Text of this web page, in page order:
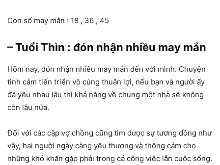
Con số may mắn : 18 , 36 , 45
– Tuổi Thìn : đón nhận nhiều may mắn
Hôm nay, đón nhận nhiều may mắn đến với mình. Chuyện
tình cảm tiến triển vô cùng thuận lợi, nếu bạn và người ấy
đã yêu nhau lâu thì khả năng về chung một nhà sẽ không
còn lâu nữa.
Đối với các cặp vợ chồng cũng tìm được sự tương đồng như
vậy, hai người ngày càng yêu thương và thông cảm cho
những khó khăn gặp phải trong cả công việc lẫn cuộc sống.